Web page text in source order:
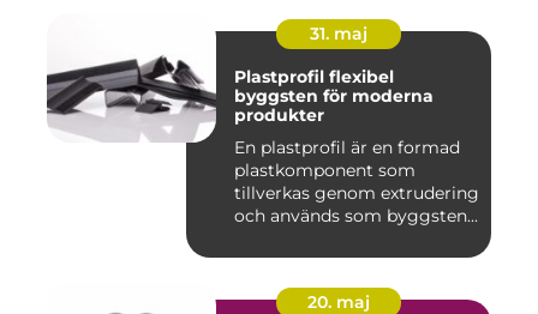
31. maj
Plastprofil flexibel
byggsten för moderna
produkter
En plastprofil är en formad
plastkomponent som
tillverkas genom extrudering
och används som byggsten...
20. maj